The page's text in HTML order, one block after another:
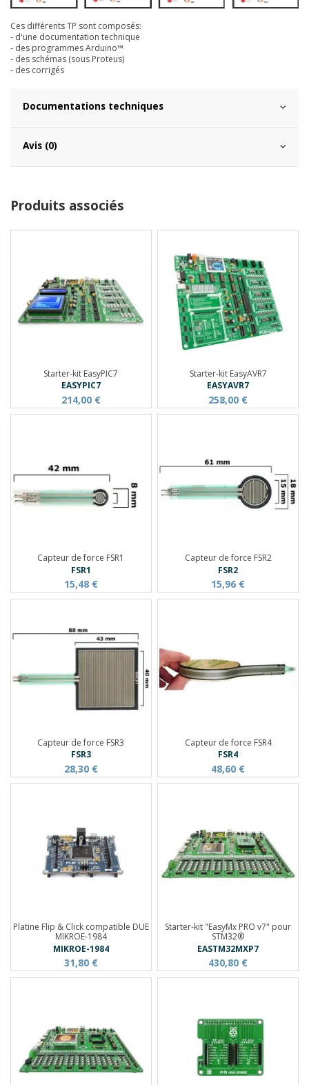
Ces différents TP sont composés:
- d'une documentation technique
- des programmes Arduino™
- des schémas (sous Proteus)
- des corrigés
Documentations techniques
Avis (0)
Produits associés
Starter-kit EasyPIC7
EASYPIC7
214,00 €
Starter-kit EasyAVR7
EASYAVR7
258,00 €
Capteur de force FSR1
FSR1
15,48 €
Capteur de force FSR2
FSR2
15,96 €
Capteur de force FSR3
FSR3
28,30 €
Capteur de force FSR4
FSR4
48,60 €
Platine Flip & Click compatible DUE
MIKROE-1984
MIKROE-1984
31,80 €
Starter-kit "EasyMx PRO v7" pour
STM32®
EASTM32MXP7
430,80 €